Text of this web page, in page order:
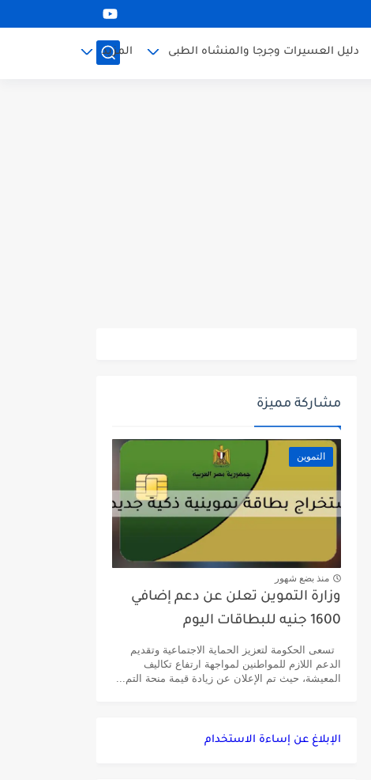
دليل العسيرات وجرجا والمنشاه الطبى المزيد
مشاركة مميزة
التموين
منذ بضع شهور
وزارة التموين تعلن عن دعم إضافي
1600 جنيه للبطاقات اليوم
تسعى الحكومة لتعزيز الحماية الاجتماعية وتقديم
الدعم اللازم للمواطنين لمواجهة ارتفاع تكاليف
المعيشة، حيث تم الإعلان عن زيادة قيمة منحة التم...
الإبلاغ عن إساءة الاستخدام